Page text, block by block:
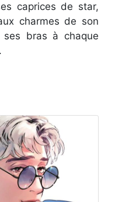
caprices de star,
charmes de son
bras à chaque